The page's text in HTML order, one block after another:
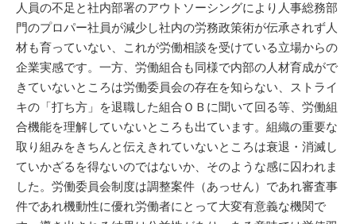
人員の不足と社内部署のアウトソーシングにより人事総務部
門のプロパー社員が減少し社内の労務政策術が伝承されず人
材も育っていない、これが労働相談を受けている立場からの
企業実感です。一方、労働組合も同様で内部の人材育成がで
きていないところは労働委員会の存在を知らない、ストライ
キの「打ち方」を退職した組合ＯＢに聞いて回る等、労働組
合機能を理解していないところも出ています。組織の重要な
取り組みをきちんと伝えきれていないところは衰退・消滅し
ていかざるを得ないのではないか、そのような感に囚われま
した。労働委員会制度は調整案件（あっせん）であれ審査事
件であれ機動性に優れ労働者にとって大変有意義な機関で